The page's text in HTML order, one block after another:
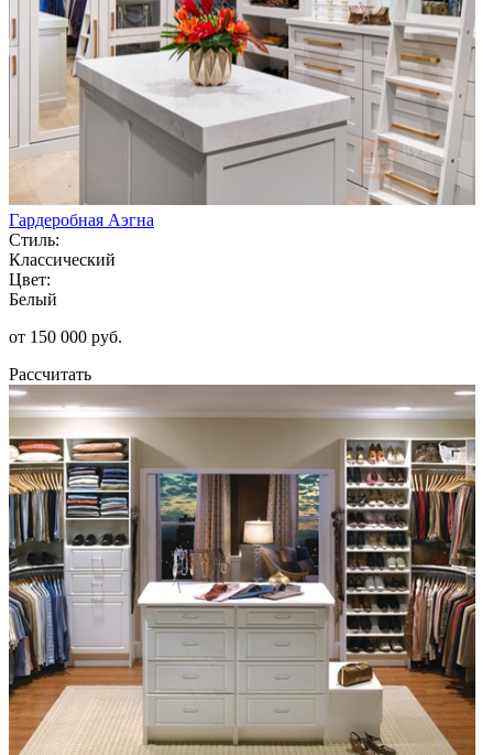
Гардеробная Аэгна
Стиль:
Классический
Цвет:
Белый
от 150 000 руб.
Рассчитать